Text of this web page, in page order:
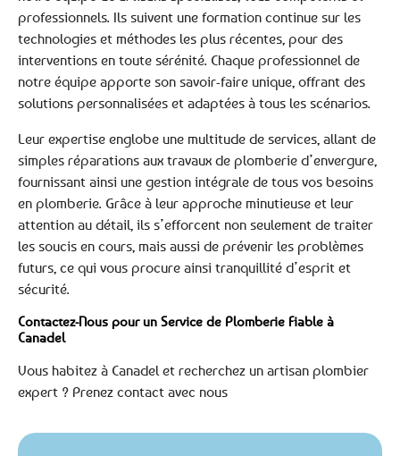
professionnels. Ils suivent une formation continue sur les
technologies et méthodes les plus récentes, pour des
interventions en toute sérénité. Chaque professionnel de
notre équipe apporte son savoir-faire unique, offrant des
solutions personnalisées et adaptées à tous les scénarios.
Leur expertise englobe une multitude de services, allant de
simples réparations aux travaux de plomberie d’envergure,
fournissant ainsi une gestion intégrale de tous vos besoins
en plomberie. Grâce à leur approche minutieuse et leur
attention au détail, ils s’efforcent non seulement de traiter
les soucis en cours, mais aussi de prévenir les problèmes
futurs, ce qui vous procure ainsi tranquillité d’esprit et
sécurité.
Contactez-Nous pour un Service de Plomberie Fiable à
Canadel
Vous habitez à Canadel et recherchez un artisan plombier
expert ? Prenez contact avec nous